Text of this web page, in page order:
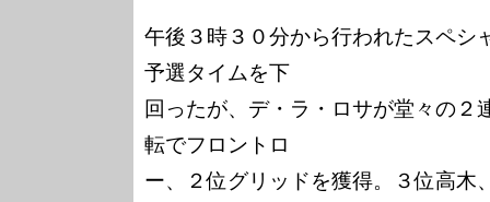
午後３時３０分から行われたスペシ
予選タイムを下
回ったが、デ・ラ・ロサが堂々の２
転でフロントロ
ー、２位グリッドを獲得。３位高木